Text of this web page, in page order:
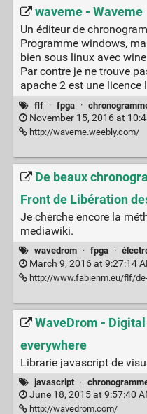
waveme - Waveme
Un éditeur de
Programme windows,
bien sous linux avec
Par contre je ne trouve
apache 2 est une licence
flf · fpga ·
November 15, 2016 at
http://waveme.weebly.com/
De beaux
Front de Libération
Je cherche encore la
mediawiki.
wavedrom · fpga ·
March 9, 2016 at 9:27:14
http://www.fabienm.eu/flf/de-
WaveDrom -
everywhere
Librarie javascript de
javascript ·
June 18, 2015 at 9:57:40
http://wavedrom.com/